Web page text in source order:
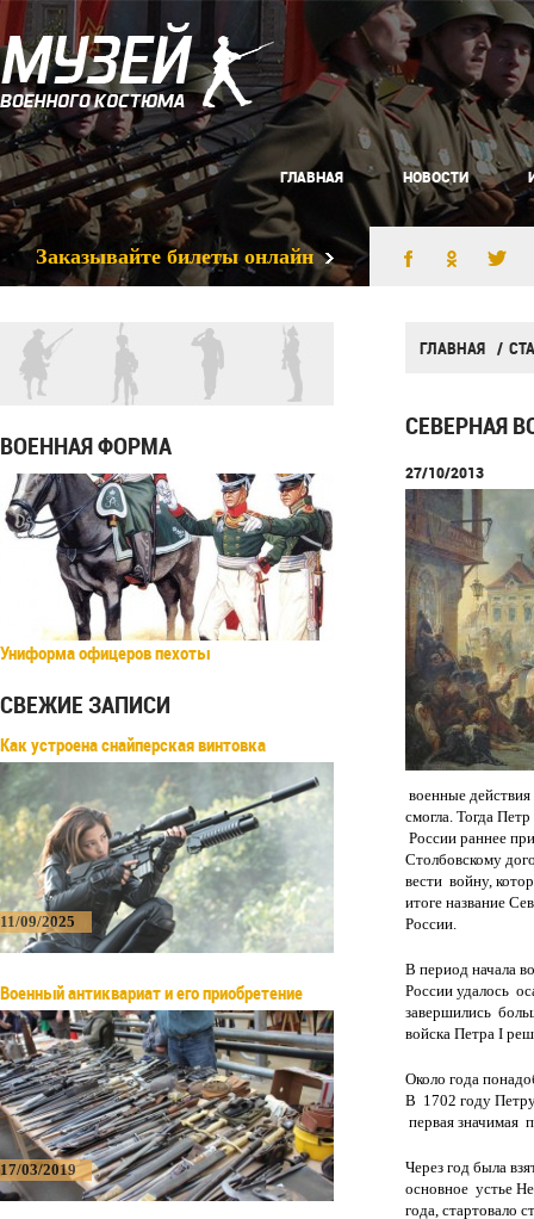
ГЛАВНАЯ НОВОСТИ
Заказывайте билеты онлайн
ВОЕННАЯ ФОРМА
Униформа офицеров пехоты
СВЕЖИЕ ЗАПИСИ
Как устроена снайперская винтовка
11/09/2025
Военный антиквариат и его приобретение
17/03/2019
ГЛАВНАЯ
СЕВЕРНАЯ
27/10/2013
военные
смогла. Тогда
России раннее
Столбовскому
вести войну,
итоге название
России.
В период начала
России удалось
завершились
войска Петра I
Около года
В 1702 году Петру
первая значимая
Через год была
основное устье
года, стартовало